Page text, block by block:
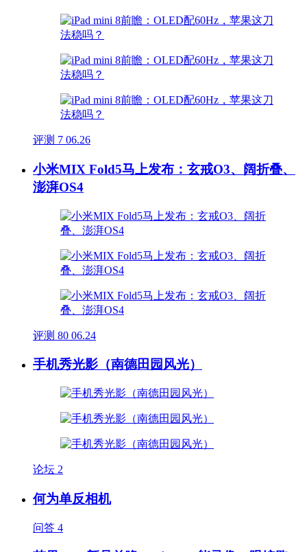
评测 7 06.26
小米MIX Fold5马上发布：玄戒O3、阔折叠、
澎湃OS4
评测 80 06.24
手机秀光影（南德田园风光）
论坛 2
何为单反相机
问答 4